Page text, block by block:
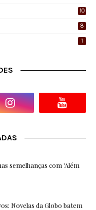
10
8
1
semelhanças com 'Além
Novelas da Globo batem